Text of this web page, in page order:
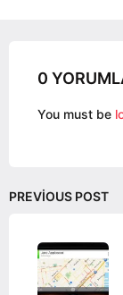
0
You must be
PREVIOUS POST